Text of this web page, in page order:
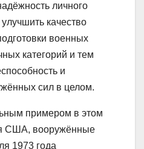
личного
качество
военных
категорий и тем
и
сил в целом.
примером в этом
США, вооружённые
1973 года